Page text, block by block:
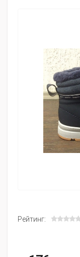
Рейтинг: